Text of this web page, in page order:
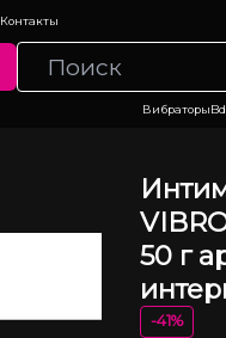
Контакты
Вибраторы
50 г
-41%